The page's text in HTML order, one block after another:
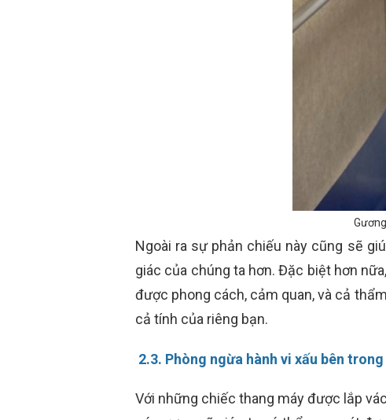
Ngoài ra sự phản chiếu này cũng sẽ
giác của chúng ta hơn. Đặc biệt hơn
được phong cách, cảm quan, và cả
cả tính của riêng bạn.
2.3. Phòng ngừa hành vi xấu bên
Với những chiếc thang máy được lắp